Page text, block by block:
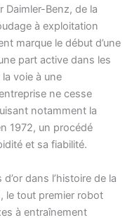
Benz, de la
à exploitation
marque le début d’une
part active dans les
voie à une
ne cesse
notamment la
1972, un procédé
et sa fiabilité.
dans l’histoire de la
le tout premier robot
à entraînement